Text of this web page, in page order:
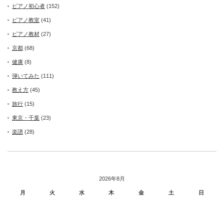
ピアノ初心者 (152)
ピアノ教室 (41)
ピアノ教材 (27)
京都 (68)
健康 (8)
弾いてみた (111)
教え方 (45)
旅行 (15)
東京・千葉 (23)
楽譜 (28)
2026年8月
月 火 水 木 金 土 日